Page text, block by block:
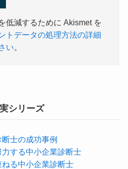
低減するために Akismet を
トデータの処理方法の詳細
い。
シリーズ
士の成功事例
する中小企業診断士
る中小企業診断士